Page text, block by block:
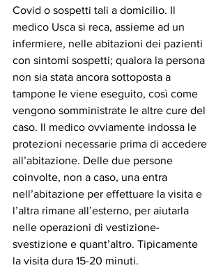
Covid o sospetti tali a domicilio. Il
medico Usca si reca, assieme ad un
infermiere, nelle abitazioni dei pazienti
con sintomi sospetti; qualora la persona
non sia stata ancora sottoposta a
tampone le viene eseguito, così come
vengono somministrate le altre cure del
caso. Il medico ovviamente indossa le
protezioni necessarie prima di accedere
all’abitazione. Delle due persone
coinvolte, non a caso, una entra
nell’abitazione per effettuare la visita e
l’altra rimane all’esterno, per aiutarla
nelle operazioni di vestizione-
svestizione e quant’altro. Tipicamente
la visita dura 15-20 minuti.